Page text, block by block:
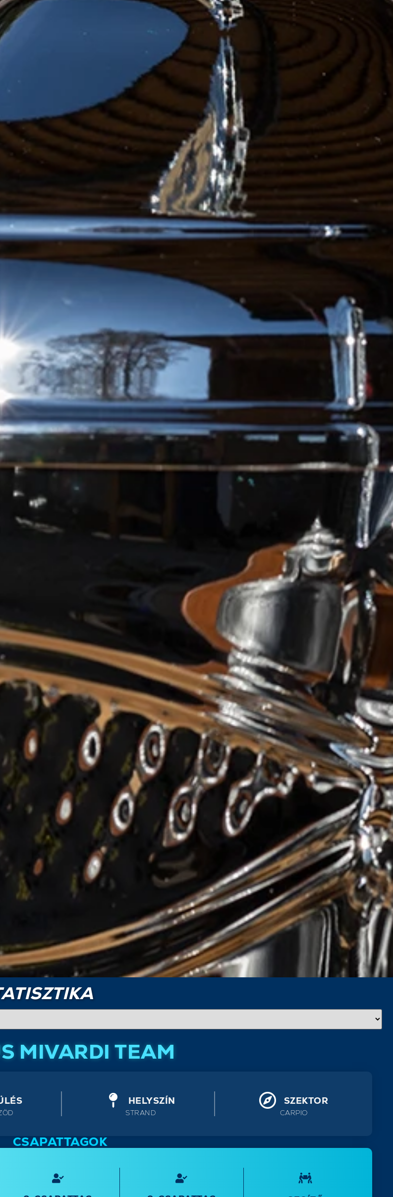
MIVARDI TEAM
HELYSZÍN
STRAND
SZEKTOR
CARPIO
CSAPATTAGOK